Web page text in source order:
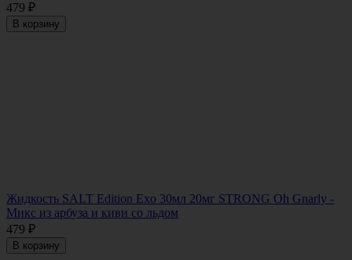
479 ₽
В корзину
Жидкость SALT Edition Exo 30мл 20мг STRONG Oh Gnarly -
Микс из арбуза и киви со льдом
479 ₽
В корзину